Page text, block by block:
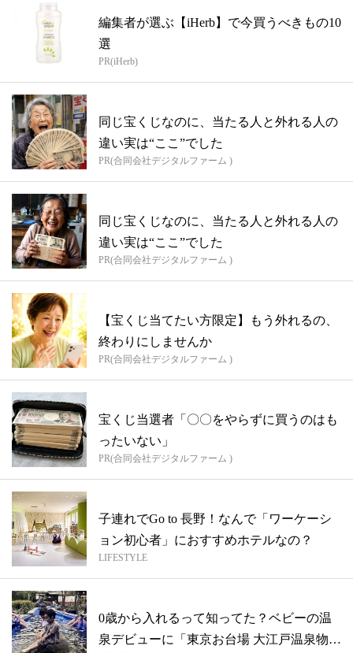
編集者が選ぶ【iHerb】で今買うべきもの10
選
PR(iHerb)
同じ宝くじなのに、当たる人と外れる人の
違い実は“ここ”でした
PR(合同会社デジタルファーム )
同じ宝くじなのに、当たる人と外れる人の
違い実は“ここ”でした
PR(合同会社デジタルファーム )
【宝くじ当てたい方限定】もう外れるの、
終わりにしませんか
PR(合同会社デジタルファーム )
宝くじ当選者「〇〇をやらずに買うのはも
ったいない」
PR(合同会社デジタルファーム )
子連れでGo to 長野！なんで「ワーケーシ
ョン初心者」におすすめホテルなの？
LIFESTYLE
0歳から入れるって知ってた？ベビーの温
泉デビューに「東京お台場 大江戸温泉物